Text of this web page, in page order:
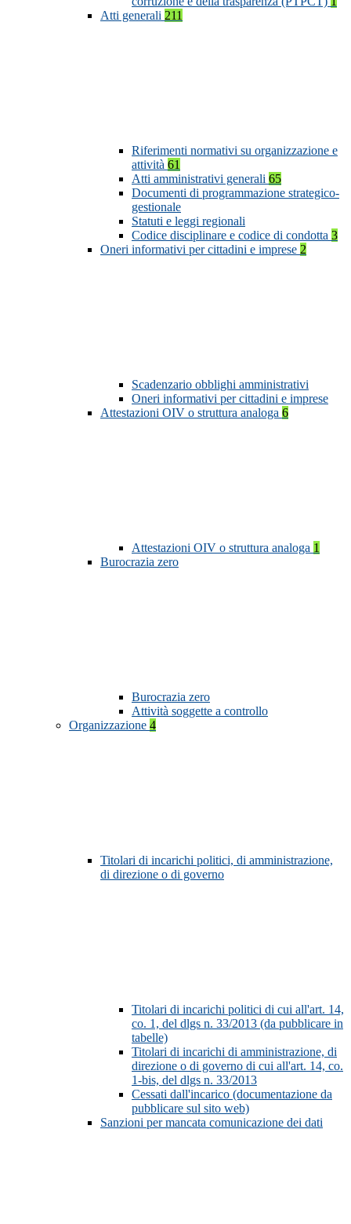
Atti generali 211
Riferimenti normativi su organizzazione e
attività 61
Atti amministrativi generali 65
Documenti di programmazione strategico-
gestionale
Statuti e leggi regionali
Codice disciplinare e codice di condotta 3
Oneri informativi per cittadini e imprese 2
Scadenzario obblighi amministrativi
Oneri informativi per cittadini e imprese
Attestazioni OIV o struttura analoga 6
Attestazioni OIV o struttura analoga 1
Burocrazia zero
Burocrazia zero
Attività soggette a controllo
Organizzazione 4
Titolari di incarichi politici, di amministrazione,
di direzione o di governo
Titolari di incarichi politici di cui all'art. 14,
co. 1, del dlgs n. 33/2013 (da pubblicare in
tabelle)
Titolari di incarichi di amministrazione, di
direzione o di governo di cui all'art. 14, co.
1-bis, del dlgs n. 33/2013
Cessati dall'incarico (documentazione da
pubblicare sul sito web)
Sanzioni per mancata comunicazione dei dati